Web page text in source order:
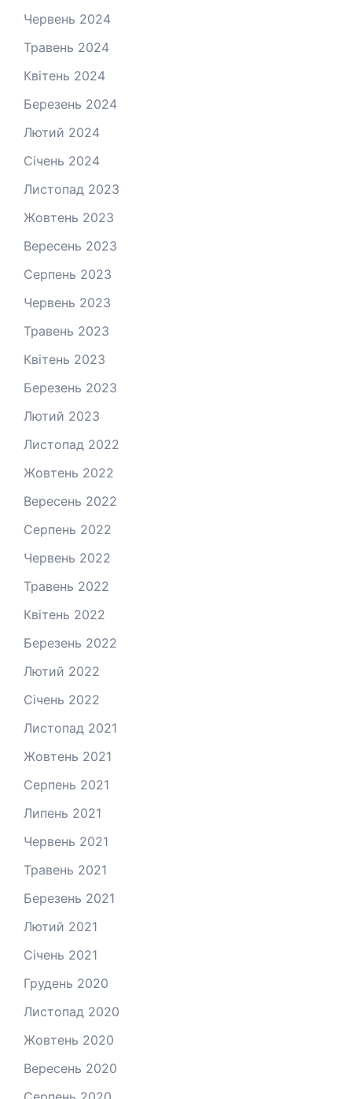
Червень 2024
Травень 2024
Квітень 2024
Березень 2024
Лютий 2024
Січень 2024
Листопад 2023
Жовтень 2023
Вересень 2023
Серпень 2023
Червень 2023
Травень 2023
Квітень 2023
Березень 2023
Лютий 2023
Листопад 2022
Жовтень 2022
Вересень 2022
Серпень 2022
Червень 2022
Травень 2022
Квітень 2022
Березень 2022
Лютий 2022
Січень 2022
Листопад 2021
Жовтень 2021
Серпень 2021
Липень 2021
Червень 2021
Травень 2021
Березень 2021
Лютий 2021
Січень 2021
Грудень 2020
Листопад 2020
Жовтень 2020
Вересень 2020